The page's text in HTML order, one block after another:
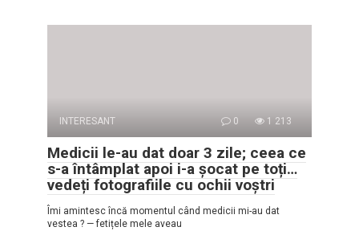
INTERESANT 0 1 213
Medicii le-au dat doar 3 zile; ceea ce
s-a întâmplat apoi i-a șocat pe toți…
vedeți fotografiile cu ochii voștri
Îmi amintesc încă momentul când medicii mi-au dat
vestea ? — fetițele mele aveau